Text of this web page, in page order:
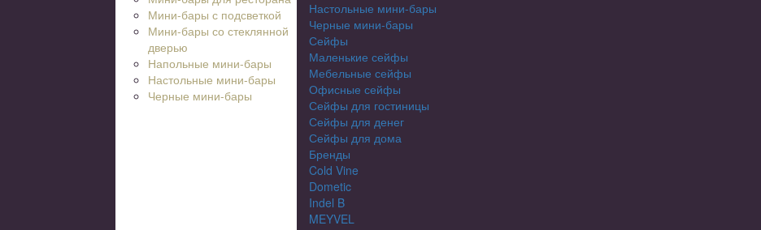
Мини-бары с подсветкой
Мини-бары со стеклянной
дверью
Напольные мини-бары
Настольные мини-бары
Черные мини-бары
Настольные мини-бары
Черные мини-бары
Сейфы
Маленькие сейфы
Мебельные сейфы
Офисные сейфы
Сейфы для гостиницы
Сейфы для денег
Сейфы для дома
Бренды
Cold Vine
Dometic
Indel B
MEYVEL